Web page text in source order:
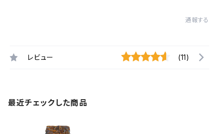
通報する
レビュー (11)
最近チェックした商品